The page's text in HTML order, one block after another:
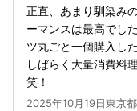
正直、あまり馴染み
ーマンスは最高でし
ツ丸ごと一個購入し
しばらく大量消費料
笑！
2025年10月19日東京